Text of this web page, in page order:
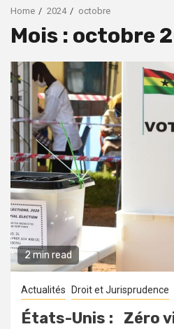
Home 2024 octobre
Mois : octobre
2 min read
Actualités Droit et Jurisprudence
États-Unis : Zéro